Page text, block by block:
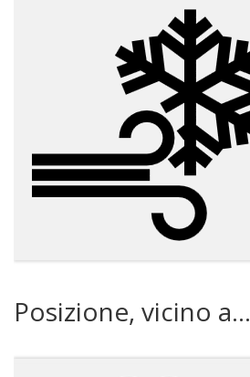
Posizione, vicino a...